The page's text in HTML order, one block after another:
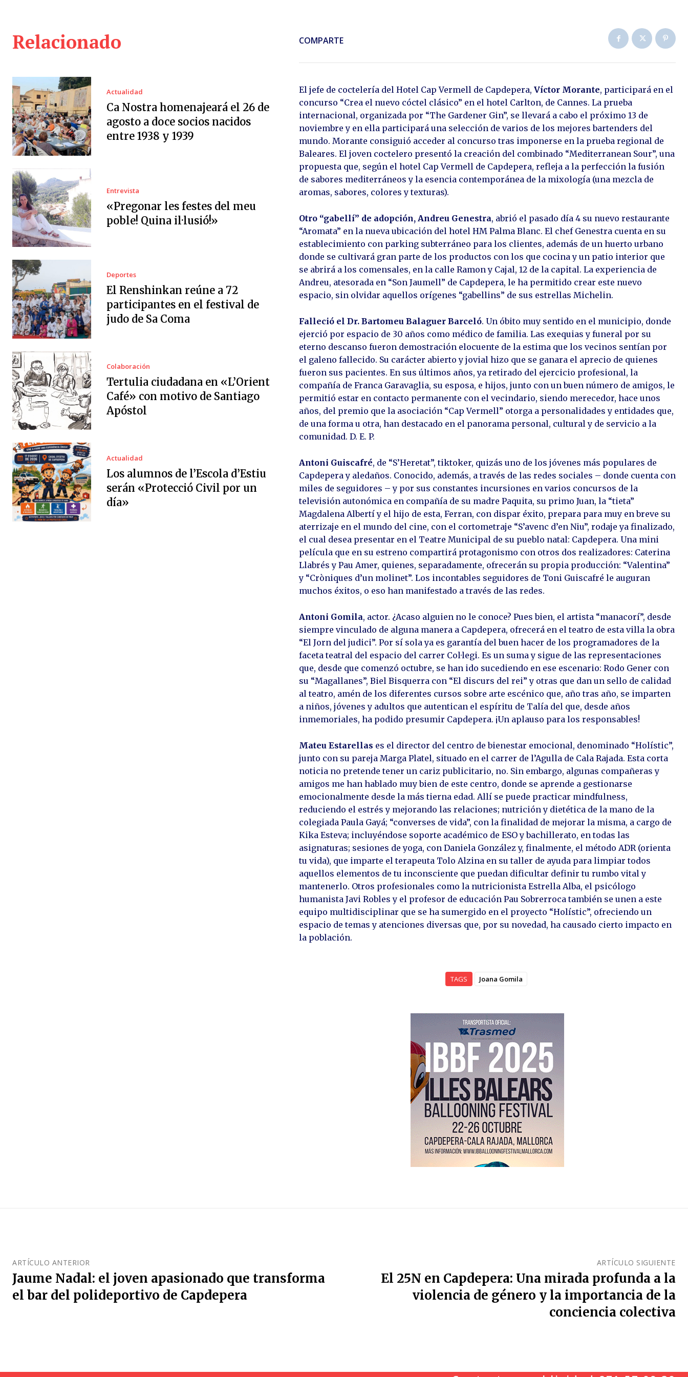
Relacionado
Actualidad
Ca Nostra homenajeará el 26 de
agosto a doce socios nacidos
entre 1938 y 1939
Entrevista
«Pregonar les festes del meu
poble! Quina il·lusió!»
Deportes
El Renshinkan reúne a 72
participantes en el festival de
judo de Sa Coma
Colaboración
Tertulia ciudadana en «L’Orient
Café» con motivo de Santiago
Apóstol
Actualidad
Los alumnos de l’Escola d’Estiu
serán «Protecció Civil por un
día»
COMPARTE
El jefe de coctelería del Hotel Cap Vermell de Capdepera, Víctor Morante, participará en el
concurso “Crea el nuevo cóctel clásico” en el hotel Carlton, de Cannes. La prueba
internacional, organizada por “The Gardener Gin”, se llevará a cabo el próximo 13 de
noviembre y en ella participará una selección de varios de los mejores bartenders del
mundo. Morante consiguió acceder al concurso tras imponerse en la prueba regional de
Baleares. El joven coctelero presentó la creación del combinado “Mediterranean Sour”, una
propuesta que, según el hotel Cap Vermell de Capdepera, refleja a la perfección la fusión
de sabores mediterráneos y la esencia contemporánea de la mixología (una mezcla de
aromas, sabores, colores y texturas).
Otro “gabellí” de adopción, Andreu Genestra, abrió el pasado día 4 su nuevo restaurante
“Aromata” en la nueva ubicación del hotel HM Palma Blanc. El chef Genestra cuenta en su
establecimiento con parking subterráneo para los clientes, además de un huerto urbano
donde se cultivará gran parte de los productos con los que cocina y un patio interior que
se abrirá a los comensales, en la calle Ramon y Cajal, 12 de la capital. La experiencia de
Andreu, atesorada en “Son Jaumell” de Capdepera, le ha permitido crear este nuevo
espacio, sin olvidar aquellos orígenes “gabellins” de sus estrellas Michelin.
Falleció el Dr. Bartomeu Balaguer Barceló. Un óbito muy sentido en el municipio, donde
ejerció por espacio de 30 años como médico de familia. Las exequias y funeral por su
eterno descanso fueron demostración elocuente de la estima que los vecinos sentían por
el galeno fallecido. Su carácter abierto y jovial hizo que se ganara el aprecio de quienes
fueron sus pacientes. En sus últimos años, ya retirado del ejercicio profesional, la
compañía de Franca Garavaglia, su esposa, e hijos, junto con un buen número de amigos, le
permitió estar en contacto permanente con el vecindario, siendo merecedor, hace unos
años, del premio que la asociación “Cap Vermell” otorga a personalidades y entidades que,
de una forma u otra, han destacado en el panorama personal, cultural y de servicio a la
comunidad. D. E. P.
Antoni Guiscafré, de “S’Heretat”, tiktoker, quizás uno de los jóvenes más populares de
Capdepera y aledaños. Conocido, además, a través de las redes sociales – donde cuenta con
miles de seguidores – y por sus constantes incursiones en varios concursos de la
televisión autonómica en compañía de su madre Paquita, su primo Juan, la “tieta”
Magdalena Albertí y el hijo de esta, Ferran, con dispar éxito, prepara para muy en breve su
aterrizaje en el mundo del cine, con el cortometraje “S’avenc d’en Niu”, rodaje ya finalizado,
el cual desea presentar en el Teatre Municipal de su pueblo natal: Capdepera. Una mini
película que en su estreno compartirá protagonismo con otros dos realizadores: Caterina
Llabrés y Pau Amer, quienes, separadamente, ofrecerán su propia producción: “Valentina”
y “Cròniques d’un molinet”. Los incontables seguidores de Toni Guiscafré le auguran
muchos éxitos, o eso han manifestado a través de las redes.
Antoni Gomila, actor. ¿Acaso alguien no le conoce? Pues bien, el artista “manacorí”, desde
siempre vinculado de alguna manera a Capdepera, ofrecerá en el teatro de esta villa la obra
“El Jorn del judici”. Por sí sola ya es garantía del buen hacer de los programadores de la
faceta teatral del espacio del carrer Col·legi. Es un suma y sigue de las representaciones
que, desde que comenzó octubre, se han ido sucediendo en ese escenario: Rodo Gener con
su “Magallanes”, Biel Bisquerra con “El discurs del rei” y otras que dan un sello de calidad
al teatro, amén de los diferentes cursos sobre arte escénico que, año tras año, se imparten
a niños, jóvenes y adultos que autentican el espíritu de Talía del que, desde años
inmemoriales, ha podido presumir Capdepera. ¡Un aplauso para los responsables!
Mateu Estarellas es el director del centro de bienestar emocional, denominado “Holístic”,
junto con su pareja Marga Platel, situado en el carrer de l’Agulla de Cala Rajada. Esta corta
noticia no pretende tener un cariz publicitario, no. Sin embargo, algunas compañeras y
amigos me han hablado muy bien de este centro, donde se aprende a gestionarse
emocionalmente desde la más tierna edad. Allí se puede practicar mindfulness,
reduciendo el estrés y mejorando las relaciones; nutrición y dietética de la mano de la
colegiada Paula Gayá; “converses de vida”, con la finalidad de mejorar la misma, a cargo de
Kika Esteva; incluyéndose soporte académico de ESO y bachillerato, en todas las
asignaturas; sesiones de yoga, con Daniela González y, finalmente, el método ADR (orienta
tu vida), que imparte el terapeuta Tolo Alzina en su taller de ayuda para limpiar todos
aquellos elementos de tu inconsciente que puedan dificultar definir tu rumbo vital y
mantenerlo. Otros profesionales como la nutricionista Estrella Alba, el psicólogo
humanista Javi Robles y el profesor de educación Pau Sobrerroca también se unen a este
equipo multidisciplinar que se ha sumergido en el proyecto “Holístic”, ofreciendo un
espacio de temas y atenciones diversas que, por su novedad, ha causado cierto impacto en
la población.
TAGS Joana Gomila
ARTÍCULO ANTERIOR
Jaume Nadal: el joven apasionado que transforma
el bar del polideportivo de Capdepera
ARTÍCULO SIGUIENTE
El 25N en Capdepera: Una mirada profunda a la
violencia de género y la importancia de la
conciencia colectiva